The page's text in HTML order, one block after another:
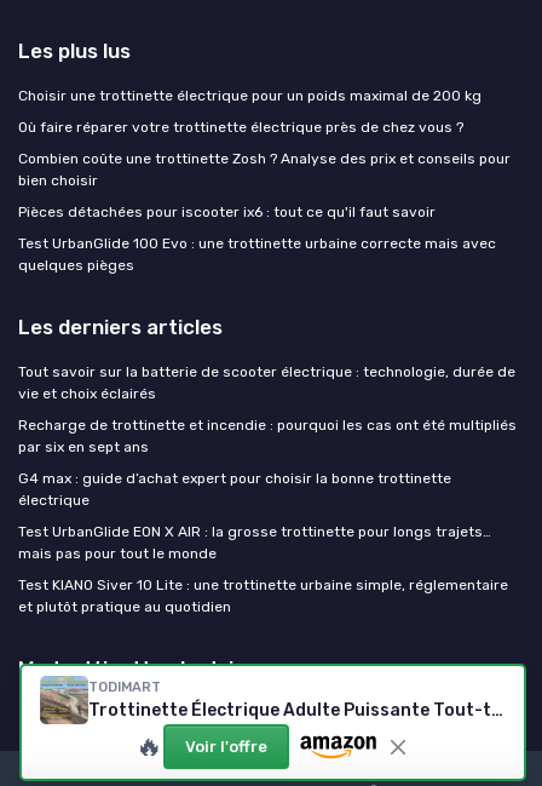
TODIMART
Trottinette Électrique Adulte Puissante Tout-terrain, Moteur 2000W Autonomie jusqu’à 80 km, Batterie 48V (13Ah / 18,2Ah / 20,8Ah), Double Suspension, Antivol, Trotinette Electrique Adulte Ultra Legere Noir-X5S
🔥 Voir l'offre
Les plus lus
Choisir une trottinette électrique pour un poids maximal de 200 kg
Où faire réparer votre trottinette électrique près de chez vous ?
Combien coûte une trottinette Zosh ? Analyse des prix et conseils pour
bien choisir
Pièces détachées pour iscooter ix6 : tout ce qu'il faut savoir
Test UrbanGlide 100 Evo : une trottinette urbaine correcte mais avec
quelques pièges
Les derniers articles
Tout savoir sur la batterie de scooter électrique : technologie, durée de
vie et choix éclairés
Recharge de trottinette et incendie : pourquoi les cas ont été multipliés
par six en sept ans
G4 max : guide d’achat expert pour choisir la bonne trottinette
électrique
Test UrbanGlide EON X AIR : la grosse trottinette pour longs trajets…
mais pas pour tout le monde
Test KIANO Siver 10 Lite : une trottinette urbaine simple, réglementaire
et plutôt pratique au quotidien
Ma trottinette electrique